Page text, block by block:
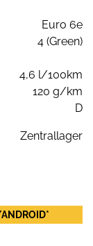
Euro 6e
4 (Green)
4,6 l/100km
120 g/km
D
Zentrallager